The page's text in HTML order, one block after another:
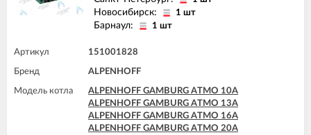
Новосибирск: 1 шт
Барнаул: 1 шт
Артикул 151001828
Бренд ALPENHOFF
Модель котла
ALPENHOFF GAMBURG ATMO 10A
ALPENHOFF GAMBURG ATMO 13A
ALPENHOFF GAMBURG ATMO 16A
ALPENHOFF GAMBURG ATMO 20A